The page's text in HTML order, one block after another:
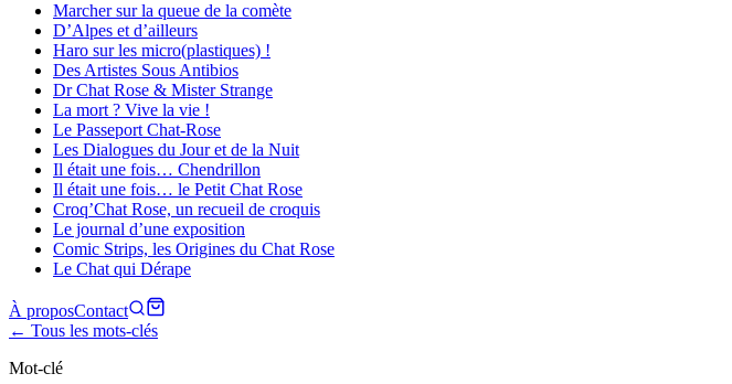
Marcher sur la queue de la comète
D’Alpes et d’ailleurs
Haro sur les micro(plastiques) !
Des Artistes Sous Antibios
Dr Chat Rose & Mister Strange
La mort ? Vive la vie !
Le Passeport Chat-Rose
Les Dialogues du Jour et de la Nuit
Il était une fois… Chendrillon
Il était une fois… le Petit Chat Rose
Croq’Chat Rose, un recueil de croquis
Le journal d’une exposition
Comic Strips, les Origines du Chat Rose
Le Chat qui Dérape
À proposContact
← Tous les mots-clés
Mot-clé